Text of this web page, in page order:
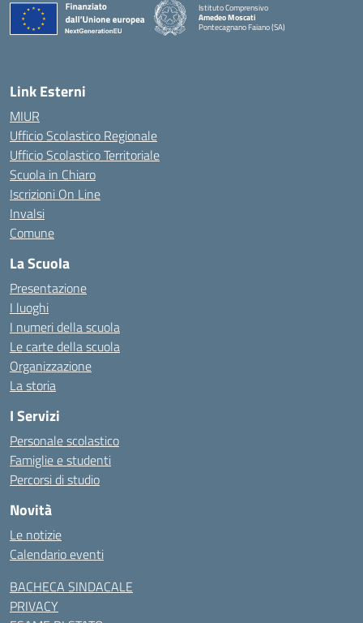
Istituto Comprensivo
Amedeo Moscati
Pontecagnano Faiano (SA)
— Visita la pagina iniziale della scuola
Link Esterni
MIUR
Ufficio Scolastico Regionale
Ufficio Scolastico Territoriale
Scuola in Chiaro
Iscrizioni On Line
Invalsi
Comune
La Scuola
Presentazione
I luoghi
I numeri della scuola
Le carte della scuola
Organizzazione
La storia
I Servizi
Personale scolastico
Famiglie e studenti
Percorsi di studio
Novità
Le notizie
Calendario eventi
BACHECA SINDACALE
PRIVACY